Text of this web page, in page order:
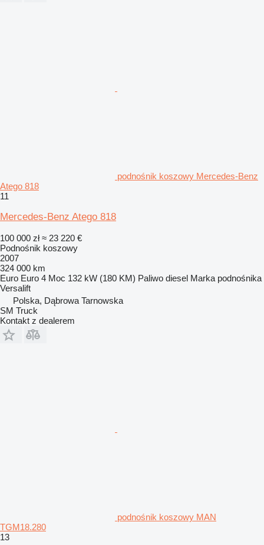
podnośnik koszowy Mercedes-Benz
Atego 818
11
Mercedes-Benz Atego 818
100 000 zł ≈ 23 220 €
Podnośnik koszowy
2007
324 000 km
Euro Euro 4 Moc 132 kW (180 KM) Paliwo diesel Marka podnośnika
Versalift
Polska, Dąbrowa Tarnowska
SM Truck
Kontakt z dealerem
podnośnik koszowy MAN
TGM18.280
13